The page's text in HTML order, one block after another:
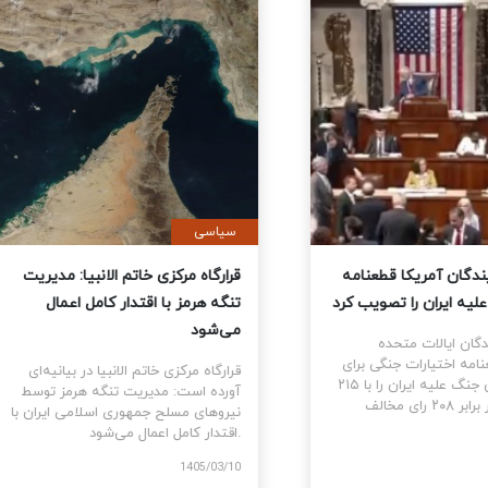
آمریکا قطعنامه
جنگ علیه ایران را تصویب کرد
ایالات متحده
قطعنامه اختیارات جنگی برای
رای موافق در برابر ۲۰۸ رای مخالف
سیاسی
قرارگاه مرکزی خاتم الانبیا:
تنگه هرمز با اقتدار کامل اعمال
می‌شود
قرارگاه مرکزی خاتم الانبیا در
آورده است: مدیریت تنگه هرمز
نیروهای مسلح جمهوری اسلامی
اقتدار کامل اعمال می‌شود.
1405/03/10